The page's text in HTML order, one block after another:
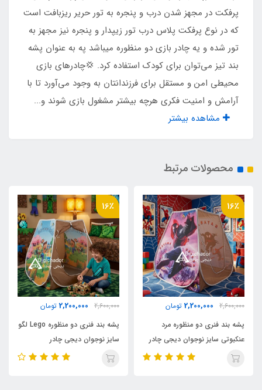
نوع زیپ ها
شماره 5
نوع چاپ تصویر
چاپ بنری
مناسب برای بازی
پلی استر پشت نقره ضد آب
وزن
2500 گرم
اقلام همراه
کیف حمل مخصوص بنددار کوله ای
پرفکت در مجهز شدن درب و پنجره به تور حریر ریزبافت است
که در نوع پرفکت پلاس درب تور زیپدار و پنجره نیز مجهز به
تور شده و یه چادر بازی دو منظوره میباشد په به عنوان پشه
بند تیز می‌توان برای کودک استفاده کرد. 💢چادرهای بازی
محیطی امن و مستقل برای فرزندانتان به وجود می‌آورد تا با
آرامش و امنیت فکری هرچه بیشتر مشغول بازی شوند و...
مشاهده بیشتر
محصولات مرتبط
16٪
2,600,000
2,200,000 تومان
پشه بند فنری دو منظوره مرد
عنکبوتی سایز نوجوان دیجی چادر
16٪
2,600,000
2,200,000 تومان
پشه بند فنری دو منظوره Lego لگو
سایز نوجوان دیجی چادر